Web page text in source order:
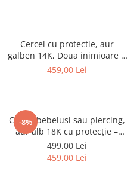
Cercei cu protectie, aur
galben 14K, Doua inimioare 5
mm
459,00 Lei
-8%
Cercei bebelusi sau piercing,
aur alb 18K cu protecție –
Biluțe 3 mm
499,00 Lei
459,00 Lei